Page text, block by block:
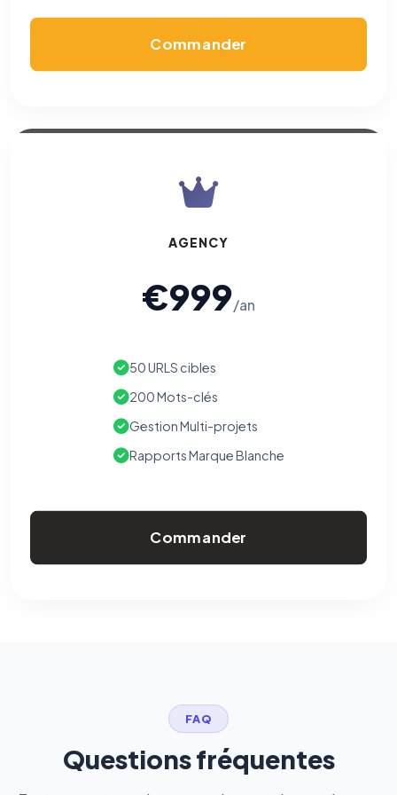
Commander
AGENCY
€999/an
50 URLS cibles
200 Mots-clés
Gestion Multi-projets
Rapports Marque Blanche
Commander
FAQ
Questions fréquentes